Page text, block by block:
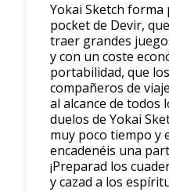
Yokai Sketch forma
pocket de Devir,
traer grandes
y con un coste
portabilidad, que
compañeros de
al alcance de todos
duelos de Yokai
muy poco tiempo y
encadenéis una
¡Preparad los
y cazad a los